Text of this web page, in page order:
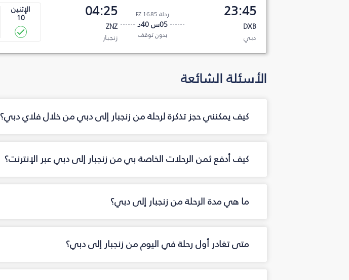
23:45
DXB
دبي
رحلة FZ 1685
05س 40د
بدون توقف
04:25
ZNZ
زنجبار
الإثنين
10
الأسئلة الشائعة
كيف يمكنني حجز تذكرة لرحلة من زنجبار إلى دبي من خلال فلاي دبي؟
كيف أدفع ثمن الرحلات الخاصة بي من زنجبار إلى دبي عبر الإنترنت؟
ما هي مدة الرحلة من زنجبار إلى دبي؟
متى تغادر أول رحلة في اليوم من زنجبار إلى دبي؟